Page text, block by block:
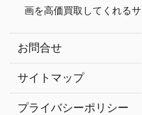
画を高価買取してくれる
お問合せ
サイトマップ
プライバシーポリシー